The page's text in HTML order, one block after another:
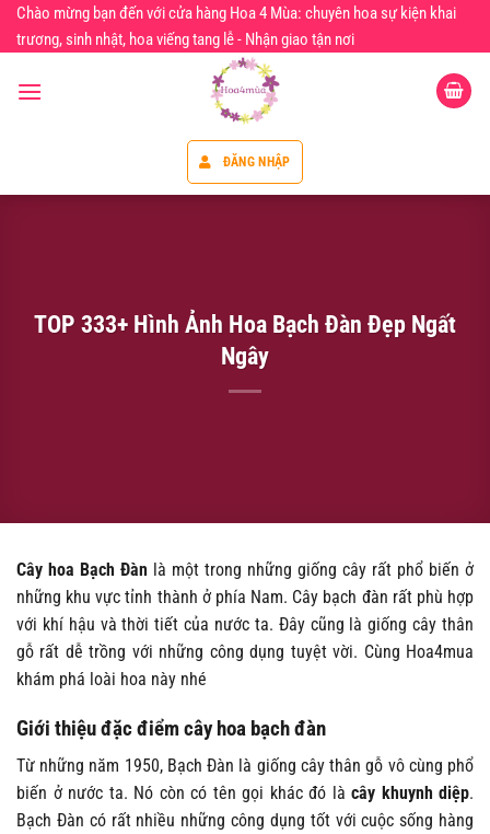
Chuyển
đến
dung
Chào mừng bạn đến với cửa hàng Hoa 4 Mùa: chuyên hoa sự kiện khai
trương, sinh nhật, hoa viếng tang lễ - Nhận giao tận nơi
ĐĂNG NHẬP
TOP 333+ Hình Ảnh Hoa Bạch Đàn Đẹp Ngất
Ngây
Cây hoa Bạch Đàn là một trong những giống cây rất phổ biến ở
những khu vực tỉnh thành ở phía Nam. Cây bạch đàn rất phù hợp
với khí hậu và thời tiết của nước ta. Đây cũng là giống cây thân
gỗ rất dễ trồng với những công dụng tuyệt vời. Cùng Hoa4mua
khám phá loài hoa này nhé
Giới thiệu đặc điểm cây hoa bạch đàn
Từ những năm 1950, Bạch Đàn là giống cây thân gỗ vô cùng phổ
biến ở nước ta. Nó còn có tên gọi khác đó là cây khuynh diệp.
Bạch Đàn có rất nhiều những công dụng tốt với cuộc sống hàng